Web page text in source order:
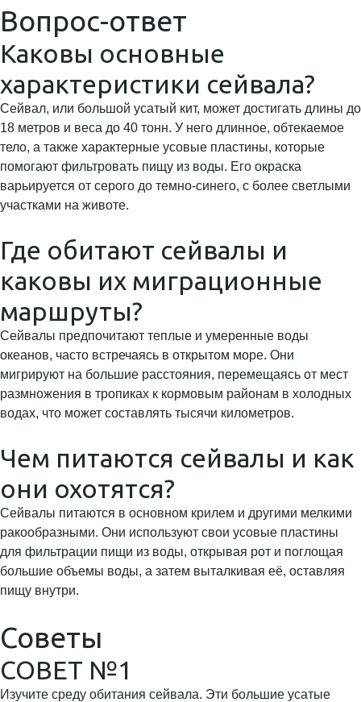
Вопрос-ответ
Каковы основные
характеристики сейвала?
Сейвал, или большой усатый кит, может достигать длины до
18 метров и веса до 40 тонн. У него длинное, обтекаемое
тело, а также характерные усовые пластины, которые
помогают фильтровать пищу из воды. Его окраска
варьируется от серого до темно-синего, с более светлыми
участками на животе.
Где обитают сейвалы и
каковы их миграционные
маршруты?
Сейвалы предпочитают теплые и умеренные воды
океанов, часто встречаясь в открытом море. Они
мигрируют на большие расстояния, перемещаясь от мест
размножения в тропиках к кормовым районам в холодных
водах, что может составлять тысячи километров.
Чем питаются сейвалы и как
они охотятся?
Сейвалы питаются в основном крилем и другими мелкими
ракообразными. Они используют свои усовые пластины
для фильтрации пищи из воды, открывая рот и поглощая
большие объемы воды, а затем выталкивая её, оставляя
пищу внутри.
Советы
СОВЕТ №1
Изучите среду обитания сейвала. Эти большие усатые